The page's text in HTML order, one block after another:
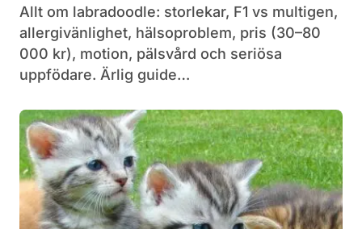
Allt om labradoodle: storlekar, F1 vs multigen,
allergivänlighet, hälsoproblem, pris (30–80
000 kr), motion, pälsvård och seriösa
uppfödare. Ärlig guide…